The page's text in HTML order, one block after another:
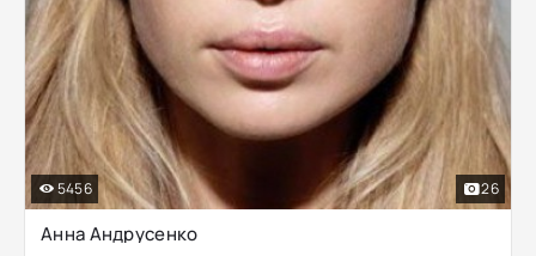
Анна Андрусенко
5456 26